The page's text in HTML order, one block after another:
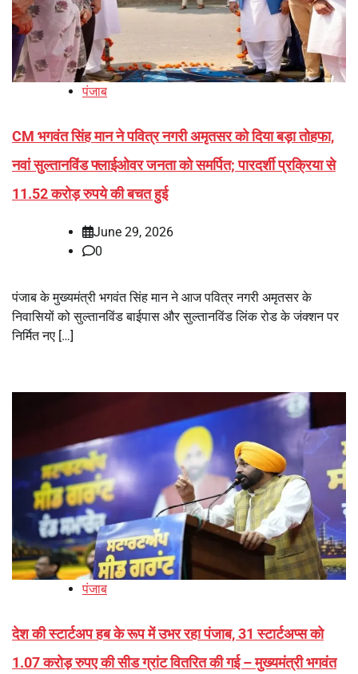
पंजाब
CM भगवंत सिंह मान ने पवित्र नगरी अमृतसर को दिया बड़ा तोहफा,
नवां सुल्तानविंड फ्लाईओवर जनता को समर्पित; पारदर्शी प्रक्रिया से
11.52 करोड़ रुपये की बचत हुई
June 29, 2026
0
पंजाब के मुख्यमंत्री भगवंत सिंह मान ने आज पवित्र नगरी अमृतसर के
निवासियों को सुल्तानविंड बाईपास और सुल्तानविंड लिंक रोड के जंक्शन पर
निर्मित नए […]
पंजाब
देश की स्टार्टअप हब के रूप में उभर रहा पंजाब, 31 स्टार्टअप्स को
1.07 करोड़ रुपए की सीड ग्रांट वितरित की गई – मुख्यमंत्री भगवंत